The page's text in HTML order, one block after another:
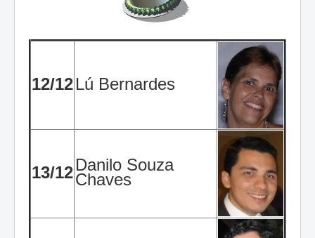
12/12Lú Bernardes
13/12Danilo Souza
Chaves